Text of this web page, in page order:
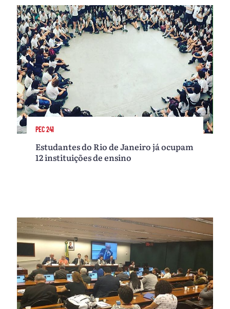
PEC 241
Estudantes do Rio de Janeiro já ocupam
12 instituições de ensino